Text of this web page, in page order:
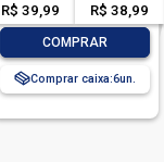
R$ 39,99 R$ 38,99
COMPRAR
Comprar caixa:6